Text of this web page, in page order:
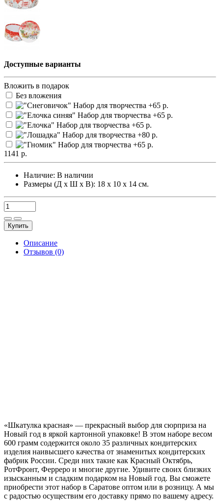
Доступные варианты
Вложить в подарок
Без вложения
1141 р.
Наличие: В наличии
Размеры (Д х Ш х В): 18 х 10 х 14 см.
Купить
Описание
Отзывов (0)
«Шкатулка красная» — прекрасный выбор для сюрприза на
Новый год в яркой картонной упаковке! В этом наборе весом
600 грамм содержится около 35 различных кондитерских
изделия наивысшего качества от знаменитых кондитерских
фабрик России. Среди них такие как Красный Октябрь,
РотФронт, Ферреро и многие другие. Удивите своих близких
изысканным и сладким подарком на Новый год. Вы сможете
приобрести этот набор в Саратове оптом или в розницу. А мы
с радостью осуществим его доставку прямо по вашему адресу.